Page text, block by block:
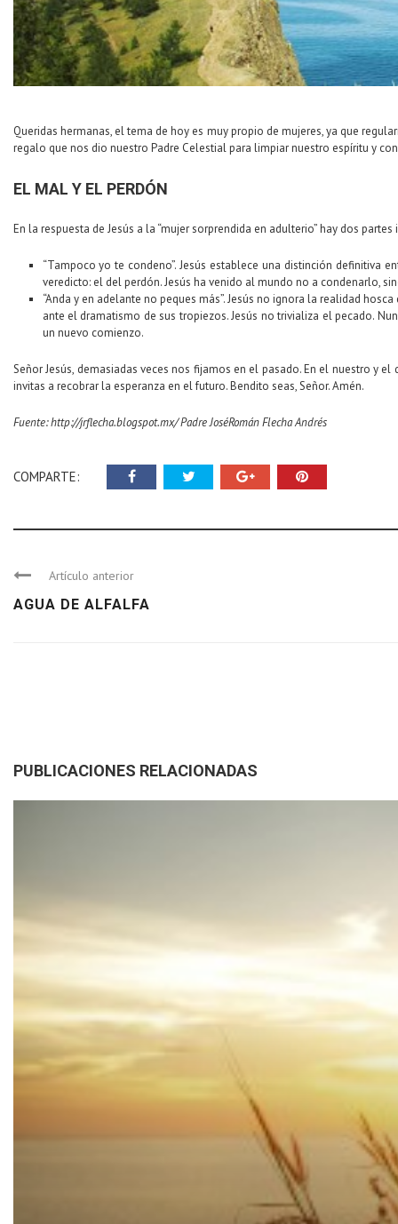
Queridas hermanas, el tema de hoy es muy propio de mujeres, ya que
regalo que nos dio nuestro Padre Celestial para limpiar nuestro espíritu y
EL MAL Y EL PERDÓN
En la respuesta de Jesús a la “mujer sorprendida en adulterio” hay dos
“Tampoco yo te condeno”. Jesús establece una distinción definitiva
veredicto: el del perdón. Jesús ha venido al mundo no a condenarlo,
“Anda y en adelante no peques más”. Jesús no ignora la realidad
ante el dramatismo de sus tropiezos. Jesús no trivializa el pecado.
un nuevo comienzo. ­
Señor Jesús, demasiadas veces nos fijamos en el pasado. En el nuestro y
invitas a recobrar la esperanza en el futuro. Bendito seas, Señor. Amén.
Fuente: http://jrflecha.blogspot.mx/ Padre José­Román Flecha Andrés
COMPARTE:
Artículo anterior
AGUA DE ALFALFA
PUBLICACIONES RELACIONADAS